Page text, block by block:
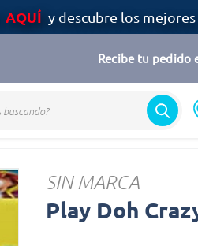
AQUÍ y descubre los mejores
Recibe tu pedido
SIN MARCA
Play Doh